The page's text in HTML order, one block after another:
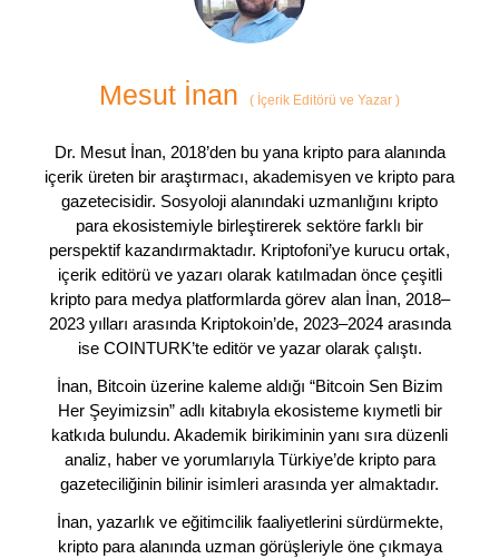
Mesut İnan ( İçerik Editörü ve Yazar )
Dr. Mesut İnan, 2018’den bu yana kripto para alanında
içerik üreten bir araştırmacı, akademisyen ve kripto para
gazetecisidir. Sosyoloji alanındaki uzmanlığını kripto
para ekosistemiyle birleştirerek sektöre farklı bir
perspektif kazandırmaktadır. Kriptofoni’ye kurucu ortak,
içerik editörü ve yazarı olarak katılmadan önce çeşitli
kripto para medya platformlarda görev alan İnan, 2018–
2023 yılları arasında Kriptokoin’de, 2023–2024 arasında
ise COINTURK’te editör ve yazar olarak çalıştı.
İnan, Bitcoin üzerine kaleme aldığı “Bitcoin Sen Bizim
Her Şeyimizsin” adlı kitabıyla ekosisteme kıymetli bir
katkıda bulundu. Akademik birikiminin yanı sıra düzenli
analiz, haber ve yorumlarıyla Türkiye’de kripto para
gazeteciliğinin bilinir isimleri arasında yer almaktadır.
İnan, yazarlık ve eğitimcilik faaliyetlerini sürdürmekte,
kripto para alanında uzman görüşleriyle öne çıkmaya